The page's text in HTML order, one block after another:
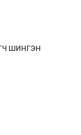
ШИНГЭН